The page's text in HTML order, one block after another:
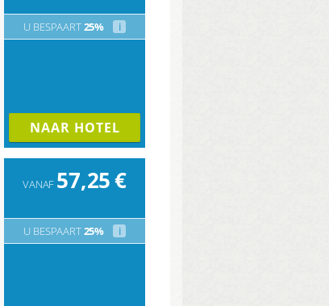
U BESPAART25% i
NAAR HOTEL
VANAF 57,25€
U BESPAART25% i